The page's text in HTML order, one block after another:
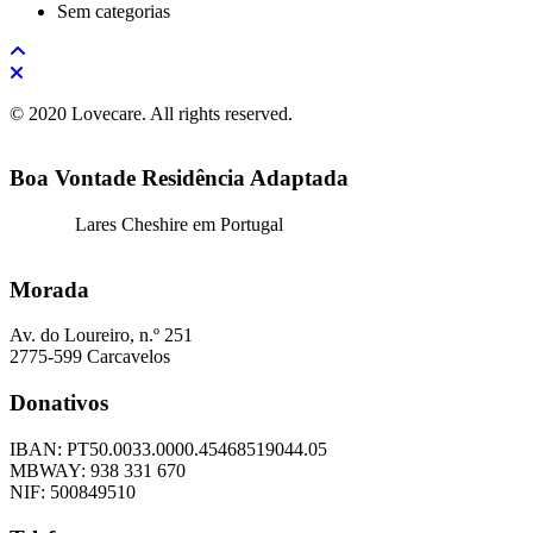
Sem categorias
© 2020 Lovecare. All rights reserved.
Boa Vontade Residência Adaptada
Lares Cheshire em Portugal
Morada
Av. do Loureiro, n.º 251
2775-599 Carcavelos
Donativos
IBAN: PT50.0033.0000.45468519044.05
​MBWAY: 938 331 670
​NIF: 500849510